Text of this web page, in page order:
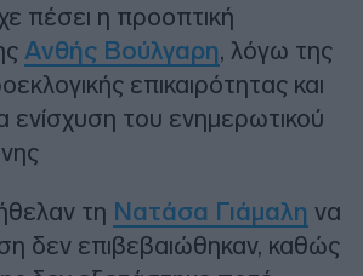
πέσει η προοπτική
Ανθής Βούλγαρη, λόγω της
επικαιρότητας και
ενίσχυση του ενημερωτικού
τη Νατάσα Γιάμαλη να
δεν επιβεβαιώθηκαν, καθώς